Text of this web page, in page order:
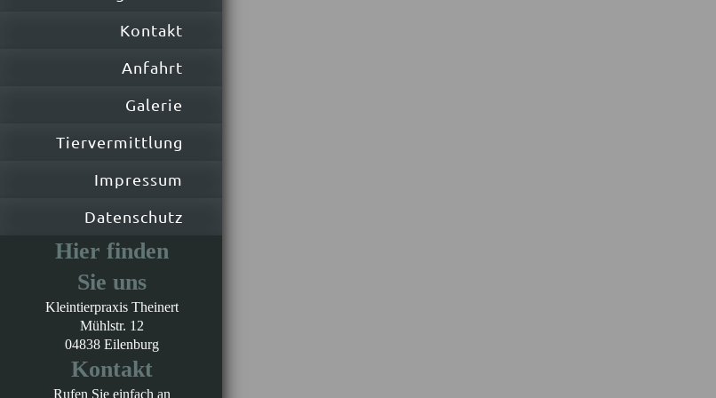
Kontakt
Anfahrt
Galerie
Tiervermittlung
Impressum
Datenschutz
Hier finden
Sie uns
Kleintierpraxis Theinert
Mühlstr. 12
04838 Eilenburg
Kontakt
Rufen Sie einfach an